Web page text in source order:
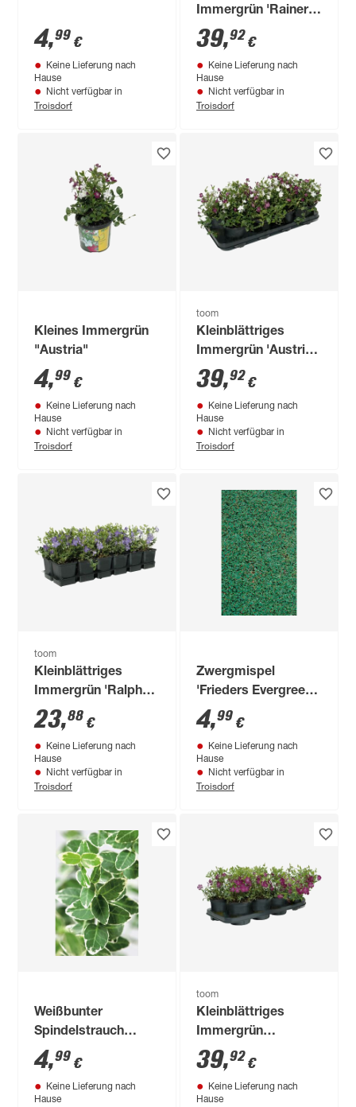
4,99 €
Keine Lieferung nach
Hause
Nicht verfügbar in
Troisdorf
Immergrün 'Rainer'
violett 13 cm Topf,
8er-Set
39,92€
Keine Lieferung nach
Hause
Nicht verfügbar in
Troisdorf
Kleines Immergrün
"Austria"
4,99 €
Keine Lieferung nach
Hause
Nicht verfügbar in
Troisdorf
toom
Kleinblättriges
Immergrün 'Austria'
rot-weiß 13 cm Topf,
8er-Set
39,92€
Keine Lieferung nach
Hause
Nicht verfügbar in
Troisdorf
toom
Kleinblättriges
Immergrün 'Ralph
Shugert' violett 9 cm
Topf, 12er-Set
23,88 €
Keine Lieferung nach
Hause
Nicht verfügbar in
Troisdorf
Zwergmispel
'Frieders Evergreen',
6er Tray
4,99 €
Keine Lieferung nach
Hause
Nicht verfügbar in
Troisdorf
Weißbunter
Spindelstrauch
'Emerald Gaiety', 6er
Tray
4,99 €
Keine Lieferung nach
Hause
toom
Kleinblättriges
Immergrün
'Atropurpurea'
violett 13 cm Topf,
8er-Set
39,92€
Keine Lieferung nach
Hause